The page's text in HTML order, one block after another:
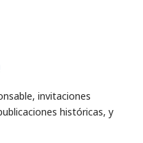
invitaciones
históricas, y